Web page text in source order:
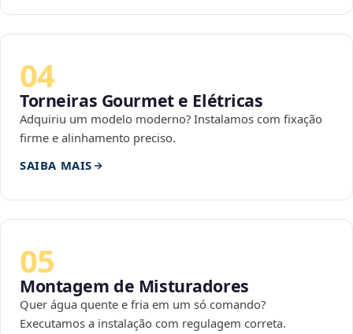
04
Torneiras Gourmet e Elétricas
Adquiriu um modelo moderno? Instalamos com fixação
firme e alinhamento preciso.
SAIBA MAIS
05
Montagem de Misturadores
Quer água quente e fria em um só comando?
Executamos a instalação com regulagem correta.